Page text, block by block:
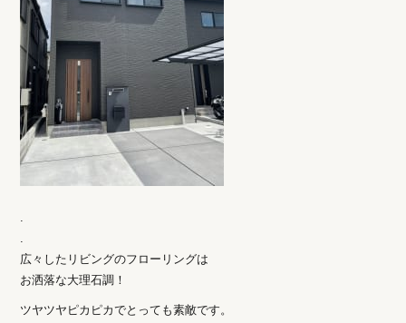
.
.
広々したリビングのフローリングは
お洒落な大理石調！
ツヤツヤピカピカでとっても素敵です。